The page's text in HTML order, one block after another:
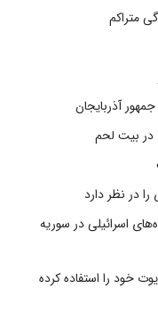
متراکم
آذربایجان
بیت‌ لحم
اسرائیلی در سوریه
پاتریوت خود را استفاده کرده